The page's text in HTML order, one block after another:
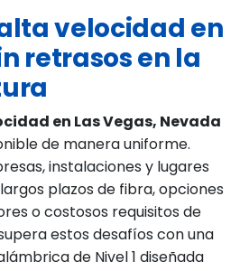
velocidad en
retrasos en la
en Las Vegas, Nevada
de manera uniforme.
instalaciones y lugares
plazos de fibra, opciones
o costosos requisitos de
estos desafíos con una
de Nivel 1 diseñada